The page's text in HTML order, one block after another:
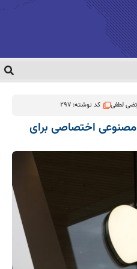
لطفی کد نوشته: 297
اختصاصی برای